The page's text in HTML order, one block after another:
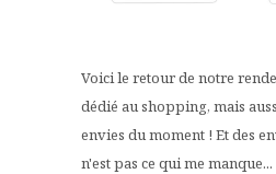
Voici le retour de notre
dédié au shopping, mais
envies du moment ! Et des
n'est pas ce qui me manque...